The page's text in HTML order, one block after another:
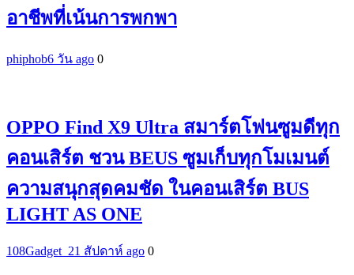
อาชีพที่เน้นการพกพา
phiphob6 วัน ago 0
OPPO Find X9 Ultra สมาร์ตโฟนซูมดีทุก
คอนเสิร์ต ชวน BEUS ซูมเก็บทุกโมเมนต์
ความสนุกสุดคมชัด ในคอนเสิร์ต BUS
LIGHT AS ONE
108Gadget_21 สัปดาห์ ago 0